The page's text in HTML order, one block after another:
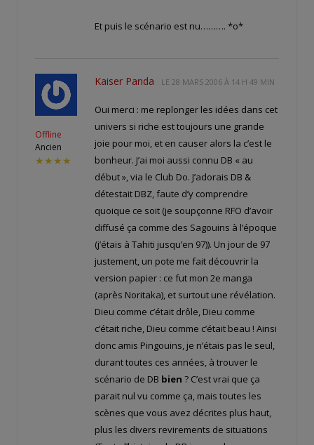
Et puis le scénario est nu………. *o*
Offline
Ancien
★★★★
Kaiser Panda LE 28 MARS 2006 À 14 H 49 MIN
Oui merci : me replonger les idées dans cet
univers si riche est toujours une grande
joie pour moi, et en causer alors la c’est le
bonheur. J’ai moi aussi connu DB « au
début », via le Club Do. J’adorais DB &
détestait DBZ, faute d’y comprendre
quoique ce soit (je soupçonne RFO d’avoir
diffusé ça comme des Sagouins à l’époque
(j’étais à Tahiti jusqu’en 97)). Un jour de 97
justement, un pote me fait découvrir la
version papier : ce fut mon 2e manga
(après Noritaka), et surtout une révélation.
Dieu comme c’était drôle, Dieu comme
c’était riche, Dieu comme c’était beau ! Ainsi
donc amis Pingouins, je n’étais pas le seul,
durant toutes ces années, à trouver le
scénario de DB bien ? C’est vrai que ça
parait nul vu comme ça, mais toutes les
scènes que vous avez décrites plus haut,
plus les divers revirements de situations